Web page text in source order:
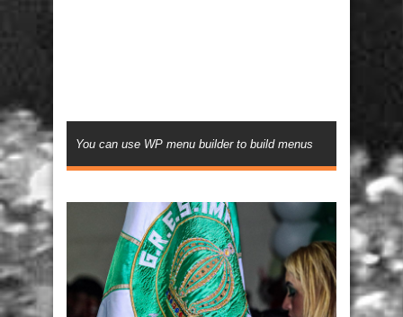
You can use WP menu builder to build menus